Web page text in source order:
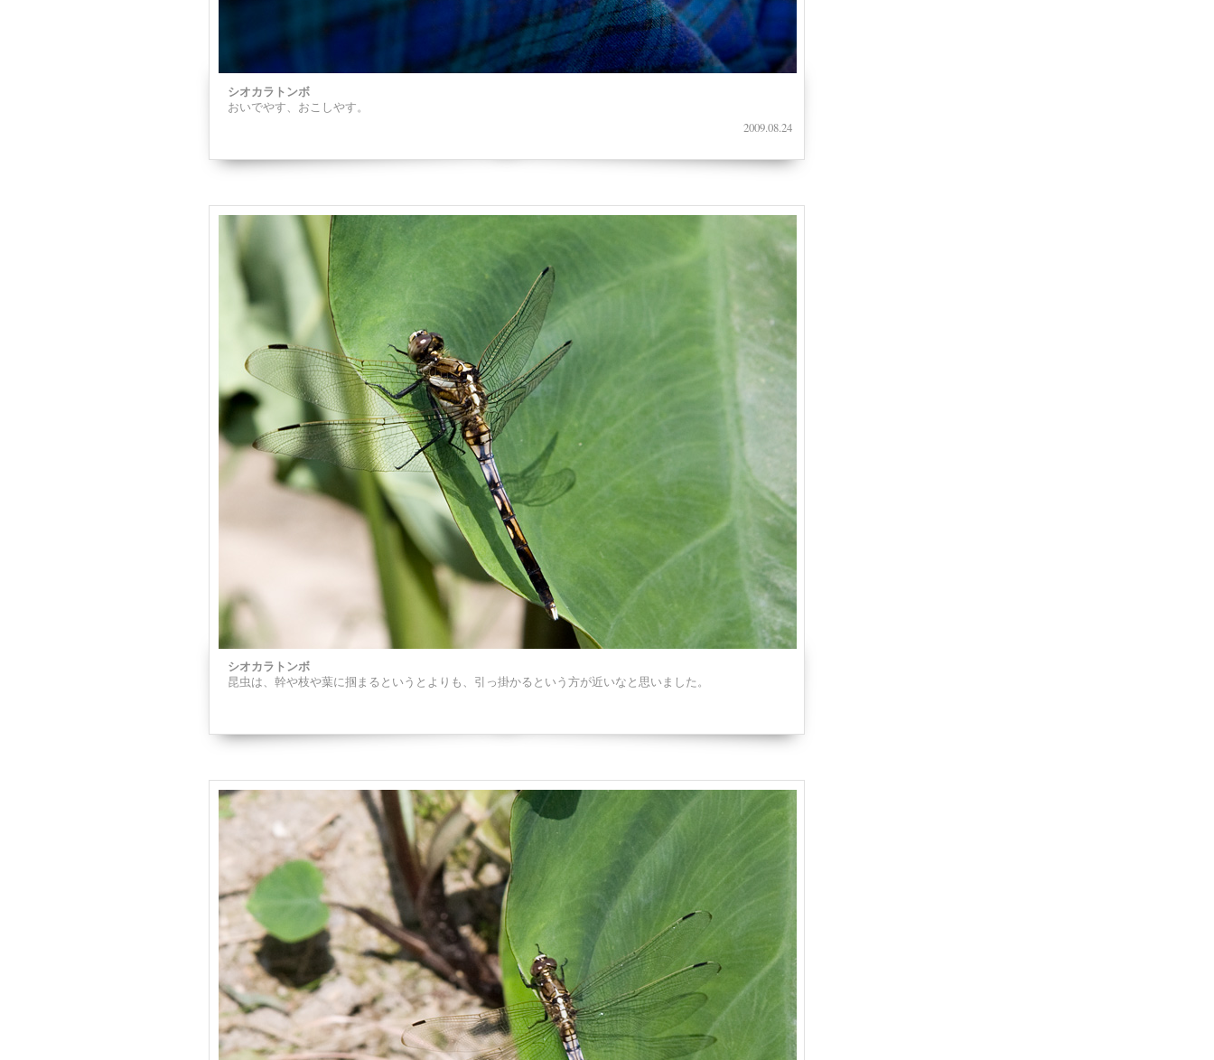
シオカラトンボ
おいでやす、おこしやす。
2009.08.24
シオカラトンボ
昆虫は、幹や枝や葉に掴まるというとよりも、引っ掛かるという方が近いなと思いました。